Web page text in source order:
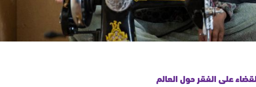
على الفقر حول العالم